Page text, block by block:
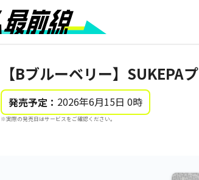
【Bブルーベリー】SUKEPA
発売予定： 2026年6月15日 0時
※実際の発売日はサービスをご確認ください。